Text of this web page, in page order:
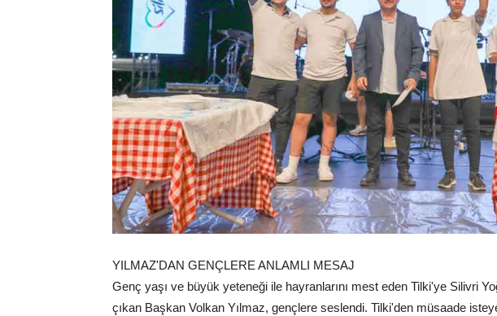
YILMAZ'DAN GENÇLERE ANLAMLI MESAJ
Genç yaşı ve büyük yeteneği ile hayranlarını mest eden Tilki'ye Silivri
çıkan Başkan Volkan Yılmaz, gençlere seslendi. Tilki'den müsaade